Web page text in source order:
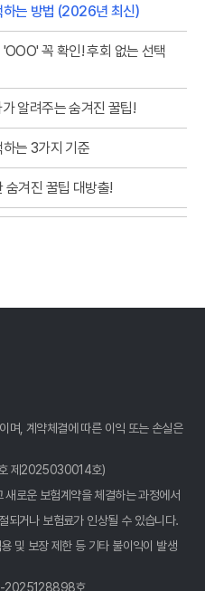
하는 방법 (2026년 최신)
꼭 확인! 후회 없는 선택
알려주는 숨겨진 꿀팁!
는 3가지 기준
숨겨진 꿀팁 대방출!
만 몰랐던 현명한 선택법
진 꿀팁 전격 공개!
진 꿀팁 여기서 챙겨가세요
'이것' 모르면 손해! 후회없는
며, 계약체결에 따른 이익 또는 손실은
호 제2025030014호)
새로운 보험계약을 체결하는 과정에서
되거나 보험료가 인상될 수 있습니다.
및 보장 제한 등 기타 불이익이 발생
2025128898호